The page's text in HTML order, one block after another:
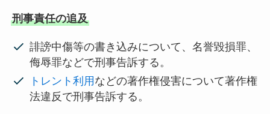
刑事責任の追及
誹謗中傷等の書き込みについて、名誉毀損罪、
侮辱罪などで刑事告訴する。
トレント利用 などの著作権侵害について著作権
法違反で刑事告訴する。